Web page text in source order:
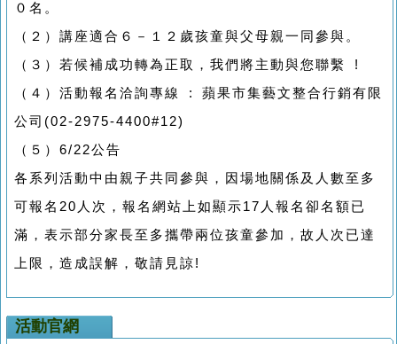
０名。
（２）講座適合６－１２歲孩童與父母親一同參與。
（３）若候補成功轉為正取，我們將主動與您聯繫 !
（４）活動報名洽詢專線 : 蘋果市集藝文整合行銷有限
公司(02-2975-4400#12)
（５）6/22公告
各系列活動中由親子共同參與，因場地關係及人數至多
可報名20人次，報名網站上如顯示17人報名卻名額已
滿，表示部分家長至多攜帶兩位孩童參加，故人次已達
上限，造成誤解，敬請見諒!
活動官網